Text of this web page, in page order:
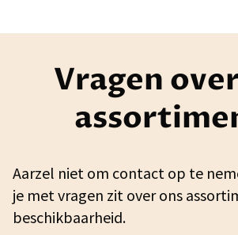
Vragen
Aarzel niet om contact op te
je met vragen zit over ons
beschikbaarheid.